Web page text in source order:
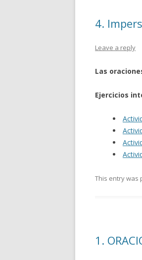
4.
Leave a reply
Las
Ejercicios
This entry was
1.